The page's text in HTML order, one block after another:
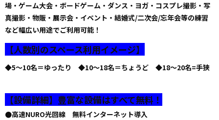
場・ゲーム大会・ボードゲーム・ダンス・ヨガ・コスプレ撮影・写
真撮影・物販・展示会・イベント・結婚式/二次会/忘年会等の練習
など幅広い用途でご利用可能！
【人数別のスペース利用イメージ】
◆5～10名＝ゆったり ◆10～18名＝ちょうど ◆18～20名=手狭
【設備詳細】豊富な設備はすべて無料！
●高速NURO光回線 無料インターネット導入